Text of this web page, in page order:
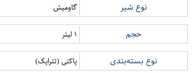
نوع شیر گاومیش
حجم ۱ لیتر
نوع بسته‌بندی پاکتی (تتراپک)